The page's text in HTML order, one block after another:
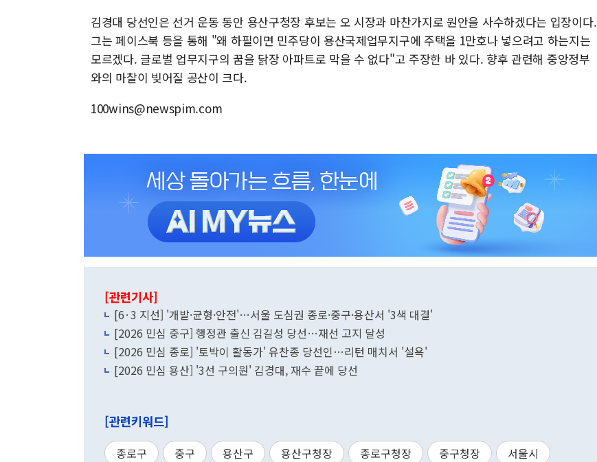
김경대 당선인은 선거 운동 동안 용산구청장 후보는 오 시장과 마찬가지로 원안을 사수하겠다는 입장이다.
그는 페이스북 등을 통해 "왜 하필이면 민주당이 용산국제업무지구에 주택을 1만호나 넣으려고 하는지는
모르겠다. 글로벌 업무지구의 꿈을 닭장 아파트로 막을 수 없다"고 주장한 바 있다. 향후 관련해 중앙정부
와의 마찰이 빚어질 공산이 크다.
100wins@newspim.com
[관련기사]
[6·3 지선] '개발·균형·안전'…서울 도심권 종로·중구·용산서 '3색 대결'
[2026 민심 중구] 행정관 출신 김길성 당선…재선 고지 달성
[2026 민심 종로] '토박이 활동가' 유찬종 당선인…리턴 매치서 '설욕'
[2026 민심 용산] '3선 구의원' 김경대, 재수 끝에 당선
[관련키워드]
종로구 중구 용산구 용산구청장 종로구청장 중구청장 서울시